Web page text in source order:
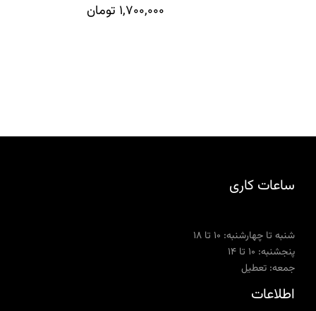
1,700,000 تومان
ساعات کاری
شنبه تا چهارشنبه: ۱۰ تا ۱۸
پنجشنبه: ۱۰ تا ۱۴
جمعه: تعطیل
اطلاعات